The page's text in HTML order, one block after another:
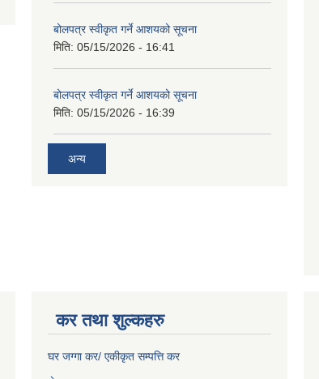
बोलपत्र स्वीकृत गर्ने आशयको सूचना
मिति: 05/15/2026 - 16:41
बोलपत्र स्वीकृत गर्ने आशयको सूचना
मिति: 05/15/2026 - 16:39
अन्य
कर तथा शुल्कहरु
घर जग्गा कर/ एकीकृत सम्पत्ति कर